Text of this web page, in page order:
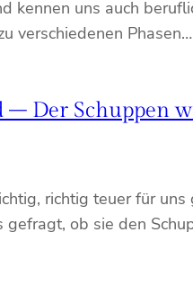
kennen uns auch
verschiedenen Phasen…
– Der Schuppen
richtig teuer für
ob sie den